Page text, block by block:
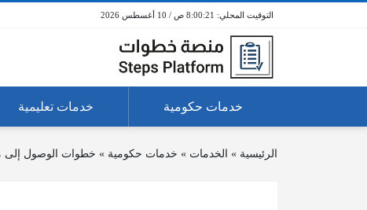
8:00:22 ص / 10 أغسطس 2026
خدمات حكومية خدمات تعليمية
الرئيسية » الخدمات » خدمات حكومية » خطوات الوصول إلى